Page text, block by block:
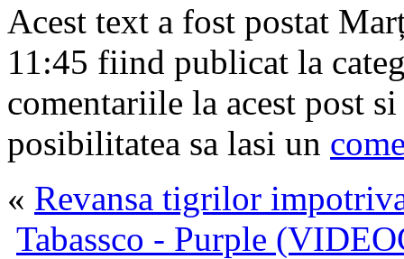
Acest text a fost postat
11:45 fiind publicat la
comentariile la acest post
posibilitatea sa lasi un
« Revansa tigrilor
Tabassco - Purple